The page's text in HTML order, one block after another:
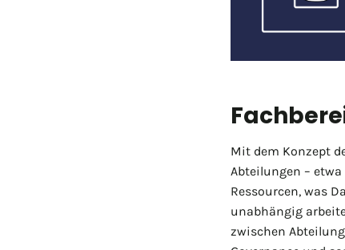
Mit dem Konzept
Abteilungen –
Ressourcen, was
unabhängig
zwischen